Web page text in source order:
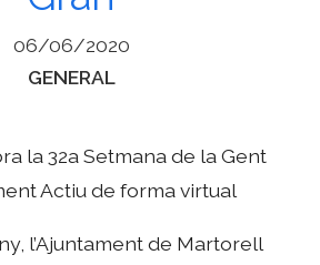
06/06/2020
Categories
GENERAL
la 32a Setmana de la Gent
Actiu de forma virtual
l’Ajuntament de Martorell